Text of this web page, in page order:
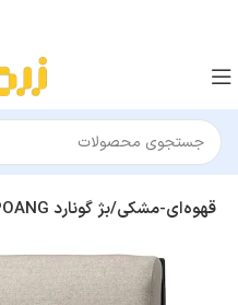
صندلی راحتی ایکیا POANG قهوه‌ای-مشکی/بژ گونارد